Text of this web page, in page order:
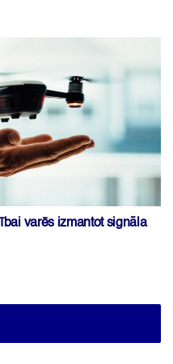
varēs izmantot signāla